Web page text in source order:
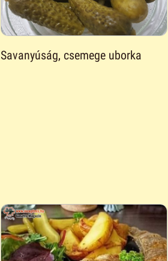
Savanyúság, csemege uborka